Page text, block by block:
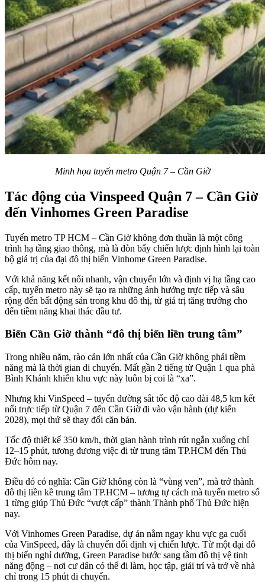
Minh họa tuyến metro Quận 7 – Cần Giờ
Tác động của Vinspeed Quận 7 – Cần Giờ
đến Vinhomes Green Paradise
Tuyến metro TP HCM – Cần Giờ không đơn thuần là một công
trình hạ tầng giao thông, mà là đòn bẩy chiến lược định hình lại toàn
bộ giá trị của đại đô thị biển Vinhome Green Paradise.
Với khả năng kết nối nhanh, vận chuyển lớn và định vị hạ tầng cao
cấp, tuyến metro này sẽ tạo ra những ảnh hưởng trực tiếp và sâu
rộng đến bất động sản trong khu đô thị, từ giá trị tăng trưởng cho
đến tiềm năng khai thác đầu tư.
Biến Cần Giờ thành “đô thị biển liền trung tâm”
Trong nhiều năm, rào cản lớn nhất của Cần Giờ không phải tiềm
năng mà là thời gian di chuyển. Mất gần 2 tiếng từ Quận 1 qua phà
Bình Khánh khiến khu vực này luôn bị coi là “xa”.
Nhưng khi VinSpeed – tuyến đường sắt tốc độ cao dài 48,5 km kết
nối trực tiếp từ Quận 7 đến Cần Giờ đi vào vận hành (dự kiến
2028), mọi thứ sẽ thay đổi căn bản.
Tốc độ thiết kế 350 km/h, thời gian hành trình rút ngắn xuống chỉ
12–15 phút, tương đương việc đi từ trung tâm TP.HCM đến Thủ
Đức hôm nay.
Điều đó có nghĩa: Cần Giờ không còn là “vùng ven”, mà trở thành
đô thị liền kề trung tâm TP.HCM – tương tự cách mà tuyến metro số
1 từng giúp Thủ Đức “vượt cấp” thành Thành phố Thủ Đức hiện
nay.
Với Vinhomes Green Paradise, dự án nằm ngay khu vực ga cuối
của VinSpeed, đây là chuyển đổi định vị chiến lược. Từ một đại đô
thị biển nghỉ dưỡng, Green Paradise bước sang tầm đô thị vệ tinh
năng động – nơi cư dân có thể đi làm, học tập, giải trí và trở về nhà
chỉ trong 15 phút di chuyển.